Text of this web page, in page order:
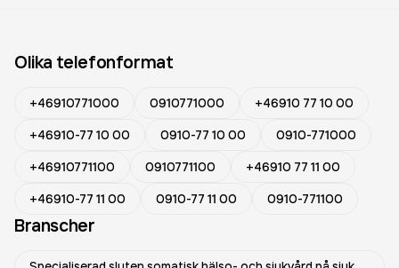
Olika telefonformat
+46910771000 0910771000
+46910 77 10 00
+46910-77 10 00
0910-77 10 00
0910-771000
+46910771100
0910771100
+46910 77 11 00
+46910-77 11 00
0910-77 11 00 0910-771100
Branscher